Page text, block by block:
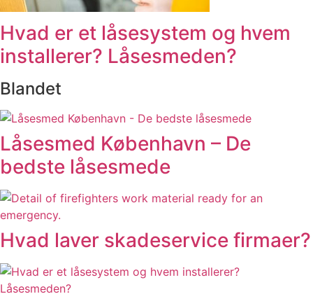
Hvad er et låsesystem og hvem
installerer? Låsesmeden?
Blandet
Låsesmed København – De
bedste låsesmede
Hvad laver skadeservice firmaer?